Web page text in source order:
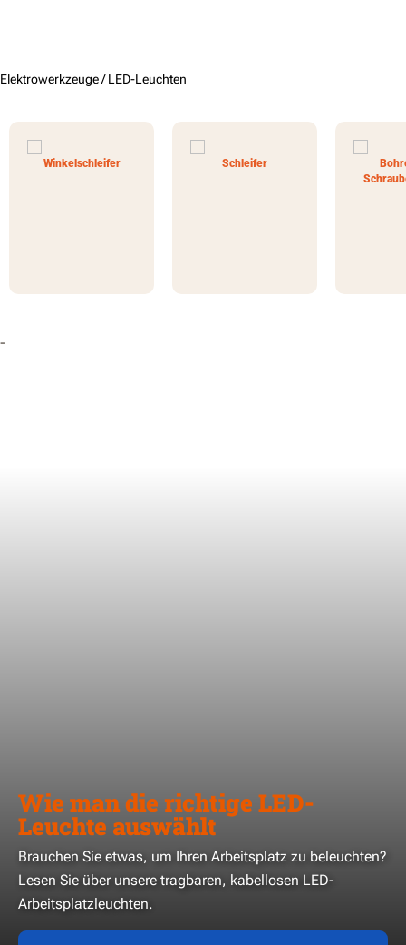
Elektrowerkzeuge /LED-Leuchten
Winkelschleifer Schleifer
-
Wie man die richtige LED-
Leuchte auswählt
Brauchen Sie etwas, um Ihren Arbeitsplatz zu beleuchten?
Lesen Sie über unsere tragbaren, kabellosen LED-
Arbeitsplatzleuchten.